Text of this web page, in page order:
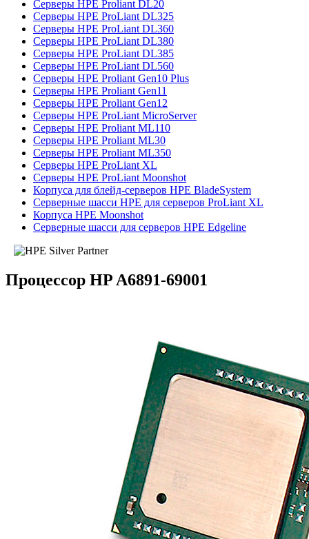
Серверы HPE Proliant DL20
Серверы HPE ProLiant DL325
Серверы HPE ProLiant DL360
Серверы HPE ProLiant DL380
Серверы HPE ProLiant DL385
Серверы HPE ProLiant DL560
Серверы HPE Proliant Gen10 Plus
Серверы HPE Proliant Gen11
Серверы HPE Proliant Gen12
Серверы HPE ProLiant MicroServer
Серверы HPE Proliant ML110
Серверы HPE Proliant ML30
Серверы HPE Proliant ML350
Серверы HPE ProLiant XL
Серверы HPE ProLiant Moonshot
Корпуса для блейд-серверов HPE BladeSystem
Серверные шасси HPE для серверов ProLiant XL
Корпуса HPE Moonshot
Серверные шасси для серверов HPE Edgeline
Процессор HP A6891-69001